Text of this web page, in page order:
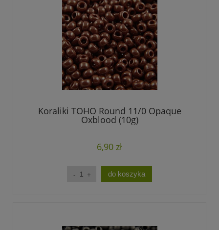
Koraliki TOHO Round 11/0 Opaque
Oxblood (10g)
6,90 zł
do koszyka